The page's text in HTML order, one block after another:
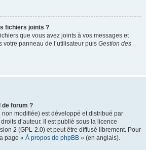
fichiers joints ?
que vous avez joints à vos messages et
votre panneau de l’utilisateur puis Gestion des
de forum ?
modifiée) est développé et distribué par
d’auteur. Il est publié sous la licence
2 (GPL-2.0) et peut être diffusé librement. Pour
page « À propos de phpBB » (en anglais).